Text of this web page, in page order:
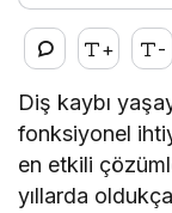
+ -
Diş kaybı
fonksiyonel
en etkili
yıllarda